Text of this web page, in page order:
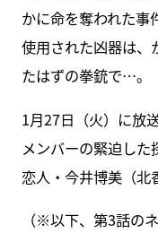
かに命を奪われた事
使用された凶器は、
たはずの拳銃で…。
1月27日（火）に放
メンバーの緊迫し
恋人・今井博美（北
（※以下、第3話の